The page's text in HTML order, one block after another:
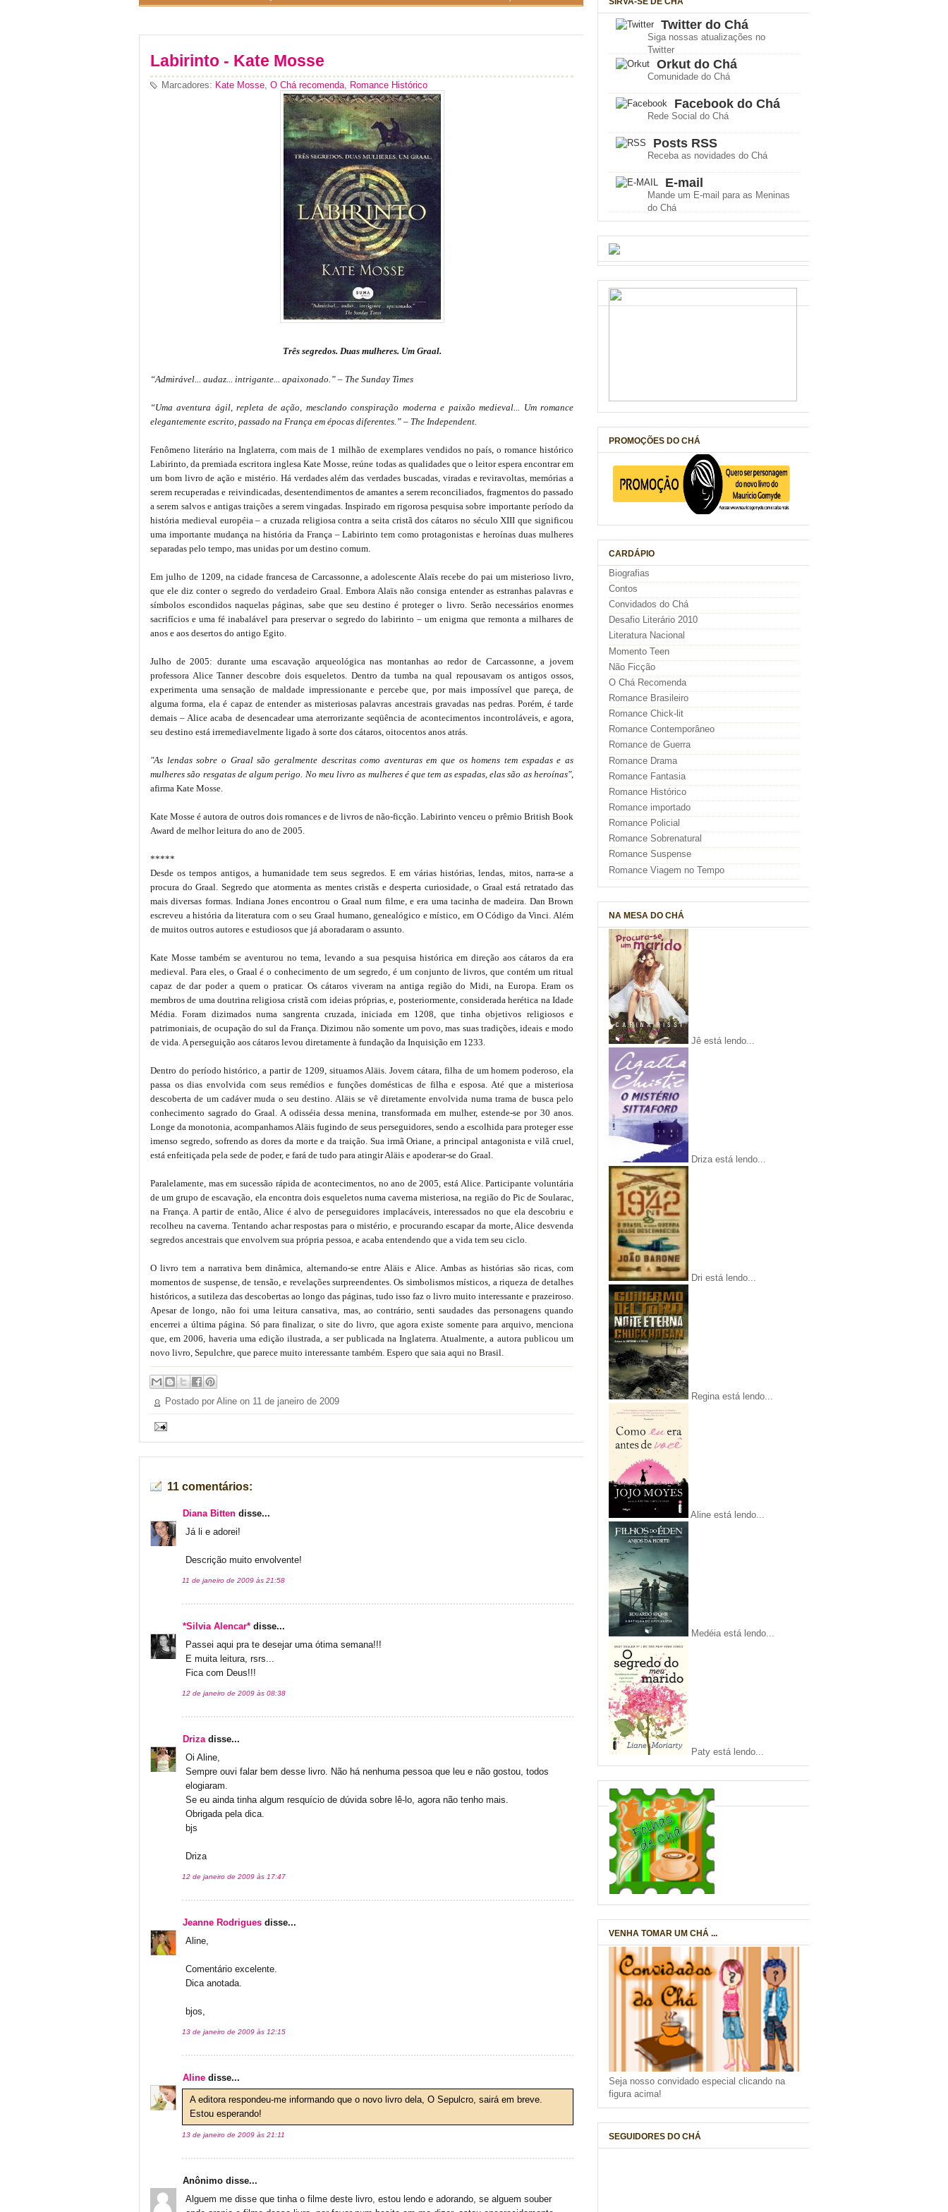
Labirinto - Kate Mosse
Marcadores: Kate Mosse O Chá recomenda Romance Histórico
Três segredos. Duas mulheres. Um Graal.
“Admirável... audaz... intrigante... apaixonado.” – The Sunday Times
“Uma aventura ágil, repleta de ação, mesclando conspiração moderna e paixão medieval... Um romance
elegantemente escrito, passado na França em épocas diferentes.” – The Independent.
Fenômeno literário na Inglaterra, com mais de 1 milhão de exemplares vendidos no país, o romance histórico
Labirinto, da premiada escritora inglesa Kate Mosse, reúne todas as qualidades que o leitor espera encontrar em
um bom livro de ação e mistério. Há verdades além das verdades buscadas, viradas e reviravoltas, memórias a
serem recuperadas e reivindicadas, desentendimentos de amantes a serem reconciliados, fragmentos do passado
a serem salvos e antigas traições a serem vingadas. Inspirado em rigorosa pesquisa sobre importante período da
história medieval européia – a cruzada religiosa contra a seita cristã dos cátaros no século XIII que significou
uma importante mudança na história da França – Labirinto tem como protagonistas e heroínas duas mulheres
separadas pelo tempo, mas unidas por um destino comum.
Em julho de 1209, na cidade francesa de Carcassonne, a adolescente Alaïs recebe do pai um misterioso livro,
que ele diz conter o segredo do verdadeiro Graal. Embora Alaïs não consiga entender as estranhas palavras e
símbolos escondidos naquelas páginas, sabe que seu destino é proteger o livro. Serão necessários enormes
sacrifícios e uma fé inabalável para preservar o segredo do labirinto – um enigma que remonta a milhares de
anos e aos desertos do antigo Egito.
Julho de 2005: durante uma escavação arqueológica nas montanhas ao redor de Carcassonne, a jovem
professora Alice Tanner descobre dois esqueletos. Dentro da tumba na qual repousavam os antigos ossos,
experimenta uma sensação de maldade impressionante e percebe que, por mais impossível que pareça, de
alguma forma, ela é capaz de entender as misteriosas palavras ancestrais gravadas nas pedras. Porém, é tarde
demais – Alice acaba de desencadear uma aterrorizante seqüência de acontecimentos incontroláveis, e agora,
seu destino está irremediavelmente ligado à sorte dos cátaros, oitocentos anos atrás.
"As lendas sobre o Graal são geralmente descritas como aventuras em que os homens tem espadas e as
mulheres são resgatas de algum perigo. No meu livro as mulheres é que tem as espadas, elas são as heroínas",
afirma Kate Mosse.
Kate Mosse é autora de outros dois romances e de livros de não-ficção. Labirinto venceu o prêmio British Book
Award de melhor leitura do ano de 2005.
*****
Desde os tempos antigos, a humanidade tem seus segredos. E em várias histórias, lendas, mitos, narra-se a
procura do Graal. Segredo que atormenta as mentes cristãs e desperta curiosidade, o Graal está retratado das
mais diversas formas. Indiana Jones encontrou o Graal num filme, e era uma tacinha de madeira. Dan Brown
escreveu a história da literatura com o seu Graal humano, genealógico e místico, em O Código da Vinci. Além
de muitos outros autores e estudiosos que já aboradaram o assunto.
Kate Mosse também se aventurou no tema, levando a sua pesquisa histórica em direção aos cátaros da era
medieval. Para eles, o Graal é o conhecimento de um segredo, é um conjunto de livros, que contém um ritual
capaz de dar poder a quem o praticar. Os cátaros viveram na antiga região do Midi, na Europa. Eram os
membros de uma doutrina religiosa cristã com ideias próprias, e, posteriormente, considerada herética na Idade
Média. Foram dizimados numa sangrenta cruzada, iniciada em 1208, que tinha objetivos religiosos e
patrimoniais, de ocupação do sul da França. Dizimou não somente um povo, mas suas tradições, ideais e modo
de vida. A perseguição aos cátaros levou diretamente à fundação da Inquisição em 1233.
Dentro do período histórico, a partir de 1209, situamos Aläis. Jovem cátara, filha de um homem poderoso, ela
passa os dias envolvida com seus remédios e funções domésticas de filha e esposa. Até que a misteriosa
descoberta de um cadáver muda o seu destino. Aläis se vê diretamente envolvida numa trama de busca pelo
conhecimento sagrado do Graal. A odisséia dessa menina, transformada em mulher, estende-se por 30 anos.
Longe da monotonia, acompanhamos Aläis fugindo de seus perseguidores, sendo a escolhida para proteger esse
imenso segredo, sofrendo as dores da morte e da traição. Sua irmã Oriane, a principal antagonista e vilã cruel,
está enfeitiçada pela sede de poder, e fará de tudo para atingir Aläis e apoderar-se do Graal.
Paralelamente, mas em sucessão rápida de acontecimentos, no ano de 2005, está Alice. Participante voluntária
de um grupo de escavação, ela encontra dois esqueletos numa caverna misteriosa, na região do Pic de Soularac,
na França. A partir de então, Alice é alvo de perseguidores implacáveis, interessados no que ela descobriu e
recolheu na caverna. Tentando achar respostas para o mistério, e procurando escapar da morte, Alice desvenda
segredos ancestrais que envolvem sua própria pessoa, e acaba entendendo que a vida tem seu ciclo.
O livro tem a narrativa bem dinâmica, alternando-se entre Aläis e Alice. Ambas as histórias são ricas, com
momentos de suspense, de tensão, e revelações surpreendentes. Os simbolismos místicos, a riqueza de detalhes
históricos, a sutileza das descobertas ao longo das páginas, tudo isso faz o livro muito interessante e prazeiroso.
Apesar de longo, não foi uma leitura cansativa, mas, ao contrário, senti saudades das personagens quando
encerrei a última página. Só para finalizar, o site do livro, que agora existe somente para arquivo, menciona
que, em 2006, haveria uma edição ilustrada, a ser publicada na Inglaterra. Atualmente, a autora publicou um
novo livro, Sepulchre, que parece muito interessante também. Espero que saia aqui no Brasil.
Postado por Aline on 11 de janeiro de 2009
11 comentários:
Diana Bitten disse...
Já li e adorei!
Descrição muito envolvente!
11 de janeiro de 2009 às 21:58
*Silvia Alencar* disse...
Passei aqui pra te desejar uma ótima semana!!!
E muita leitura, rsrs...
Fica com Deus!!!
12 de janeiro de 2009 às 08:38
Drizadisse...
Oi Aline,
Sempre ouvi falar bem desse livro. Não há nenhuma pessoa que leu e não gostou, todos
elogiaram.
Se eu ainda tinha algum resquício de dúvida sobre lê-lo, agora não tenho mais.
Obrigada pela dica.
bjs
Driza
12 de janeiro de 2009 às 17:47
Jeanne Rodrigues disse...
Aline,
Comentário excelente.
Dica anotada.
bjos,
13 de janeiro de 2009 às 12:15
Aline disse...
A editora respondeu-me informando que o novo livro dela, O Sepulcro, sairá em breve.
Estou esperando!
13 de janeiro de 2009 às 21:11
Anônimo disse...
Alguem me disse que tinha o filme deste livro, estou lendo e adorando, se alguem souber
Twitter do Chá
Siga nossas atualizações no
Twitter
Orkut do Chá
Comunidade do Chá
Facebook do Chá
Rede Social do Chá
Posts RSS
Receba as novidades do Chá
E-mail
Mande um E-mail para as Meninas
do Chá
PROMOÇÕES DO CHÁ
CARDÁPIO
Biografias
Contos
Convidados do Chá
Desafio Literário 2010
Literatura Nacional
Momento Teen
Não Ficção
O Chá Recomenda
Romance Brasileiro
Romance Chick-lit
Romance Contemporâneo
Romance de Guerra
Romance Drama
Romance Fantasia
Romance Histórico
Romance importado
Romance Policial
Romance Sobrenatural
Romance Suspense
Romance Viagem no Tempo
NA MESA DO CHÁ
Jê está lendo...
Driza está lendo...
Dri está lendo...
Regina está lendo...
Aline está lendo...
Medéia está lendo...
Paty está lendo...
VENHA TOMAR UM CHÁ ...
Seja nosso convidado especial clicando na
figura acima!
SEGUIDORES DO CHÁ